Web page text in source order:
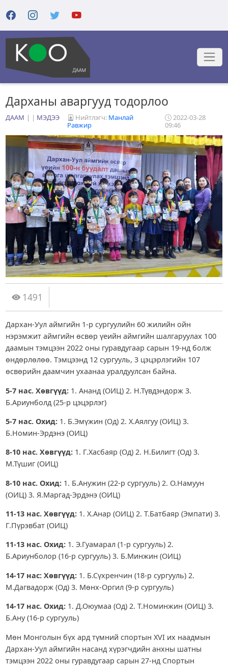
Дарханы аваргууд тодорлоо
ДААМ | МЭДЭЭ Нийтлэгч: Манлай
Равжир
2022-03-28
09:46
1491
Дархан-Уул аймгийн 1-р сургуулийн 60 жилийн ойн
нэрэмжит аймгийн өсвөр үеийн аймгийн шалгаруулах 100
даамын тэмцээн 2022 оны гуравдугаар сарын 19-нд болж
өндөрлөлөө. Тэмцээнд 12 сургууль, 3 цэцэрлэгийн 107
өсвөрийн даамчин ухаанаа уралдуулсан байна.
5-7 нас. Хөвгүүд:1. Ананд (ОИЦ) 2. Н.Түвдэндорж 3.
Б.Ариунболд (25-р цэцэрлэг)
5-7 нас. Охид:1. Б.Эмүжин (Од) 2. Х.Аялгуу (ОИЦ) 3.
Б.Номин-Эрдэнэ (ОИЦ)
8-10 нас. Хөвгүүд:1. Г.Хасбаяр (Од) 2. Н.Билигт (Од) 3.
М.Түшиг (ОИЦ)
8-10 нас. Охид:1. Б.Анужин (22-р сургууль) 2. О.Намуун
(ОИЦ) 3. Я.Маргад-Эрдэнэ (ОИЦ)
11-13 нас. Хөвгүүд:1. Х.Анар (ОИЦ) 2. Т.Батбаяр (Эмпати) 3.
Г.Пүрэвбат (ОИЦ)
11-13 нас. Охид:1. Э.Гуамарал (1-р сургууль) 2.
Б.Ариунболор (16-р сургууль) 3. Б.Минжин (ОИЦ)
14-17 нас: Хөвгүүд:1. Б.Сүхренчин (18-р сургууль) 2.
М.Дагвадорж (Од) 3. Мөнх-Оргил (9-р сургууль)
14-17 нас. Охид:1. Д.Оюумаа (Од) 2. Т.Номинжин (ОИЦ) 3.
Б.Ану (16-р сургууль)
Мөн Монголын бүх ард түмний спортын XVI их наадмын
Дархан-Уул аймгийн насанд хүрэгчдийн анхны шатны
тэмцээн 2022 оны гуравдугаар сарын 27-нд Спортын